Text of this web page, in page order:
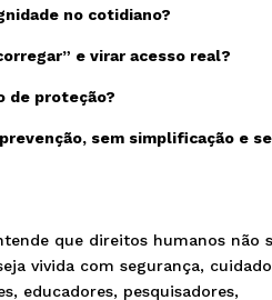
no cotidiano?
e virar acesso real?
de proteção?
sem simplificação e
que direitos humanos não
vivida com segurança,
educadores, pesquisadores,